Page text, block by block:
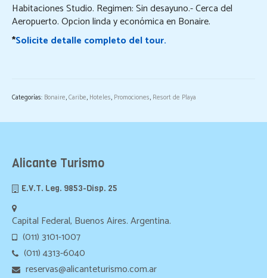
Habitaciones Studio. Regimen: Sin desayuno.- Cerca del
Aeropuerto. Opcion linda y económica en Bonaire.
*Solicite detalle completo del tour.
Categorías: Bonaire,Caribe, Hoteles, Promociones, Resort de Playa
Alicante Turismo
E.V.T. Leg. 9853-Disp. 25
Capital Federal, Buenos Aires. Argentina.
(011) 3101-1007
(011) 4313-6040
reservas@alicanteturismo.com.ar